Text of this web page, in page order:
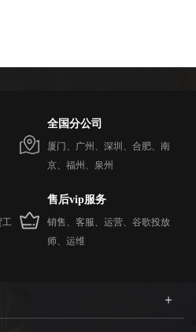
全国分公司
厦门、广州、深圳、合肥、南
京、福州、泉州
工
售后vip服务
销售、客服、运营、谷歌投放
师、运维